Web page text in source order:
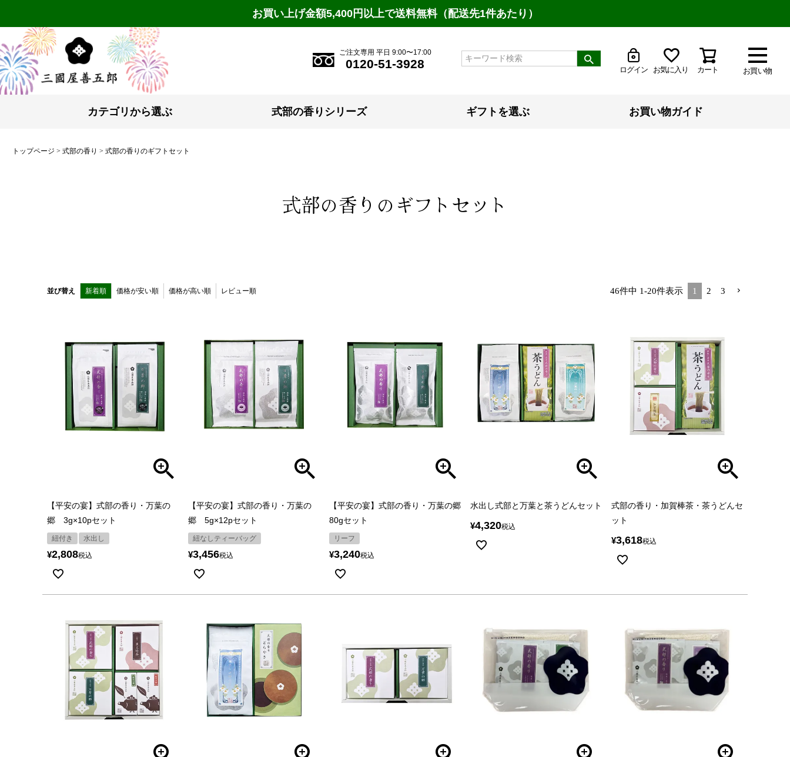
お買い上げ金額5,400円以上で送料無料（配送先1件あたり）
お買い物
ご注文専用 平日 9:00〜17:00
0120-51-3928 ログイン お気に入り カート
カテゴリから選ぶ 式部の香りシリーズ ギフトを選ぶ お買い物ガイド
トップページ 式部の香り 式部の香りのギフトセット
式部の香りのギフトセット
並び替え 新着順 価格が安い順 価格が高い順 レビュー順 46件中 1-20件表示 1 2 3
【平安の宴】式部の香り・万葉の
郷 3g×10pセット
紐付き 水出し
¥2,808税込
【平安の宴】式部の香り・万葉の
郷 5g×12pセット
紐なしティーバッグ
¥3,456税込
【平安の宴】式部の香り・万葉の郷
80gセット
リーフ
¥3,240税込
水出し式部と万葉と茶うどんセット
¥4,320税込
式部の香り・加賀棒茶・茶うどんセ
ット
¥3,618税込